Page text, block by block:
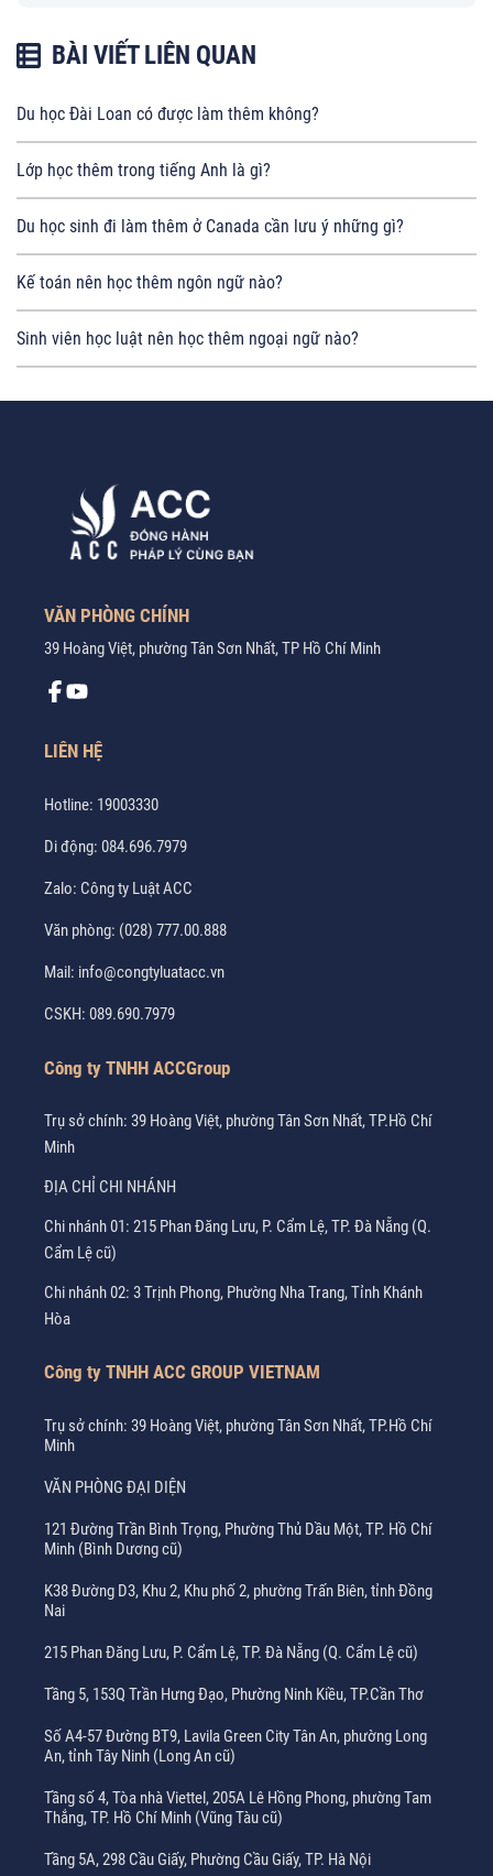
BÀI VIẾT LIÊN QUAN
Du học Đài Loan có được làm thêm không?
Lớp học thêm trong tiếng Anh là gì?
Du học sinh đi làm thêm ở Canada cần lưu ý những gì?
Kế toán nên học thêm ngôn ngữ nào?
Sinh viên học luật nên học thêm ngoại ngữ nào?
VĂN PHÒNG CHÍNH
39 Hoàng Việt, phường Tân Sơn Nhất, TP Hồ Chí Minh
LIÊN HỆ
Hotline: 19003330
Di động: 084.696.7979
Zalo: Công ty Luật ACC
Văn phòng: (028) 777.00.888
Mail: info@congtyluatacc.vn
CSKH: 089.690.7979
Công ty TNHH ACCGroup
Trụ sở chính: 39 Hoàng Việt, phường Tân Sơn Nhất, TP.Hồ Chí
Minh
ĐỊA CHỈ CHI NHÁNH
Chi nhánh 01: 215 Phan Đăng Lưu, P. Cẩm Lệ, TP. Đà Nẵng (Q.
Cẩm Lệ cũ)
Chi nhánh 02: 3 Trịnh Phong, Phường Nha Trang, Tỉnh Khánh
Hòa
Công ty TNHH ACC GROUP VIETNAM
Trụ sở chính: 39 Hoàng Việt, phường Tân Sơn Nhất, TP.Hồ Chí
Minh
VĂN PHÒNG ĐẠI DIỆN
121 Đường Trần Bình Trọng, Phường Thủ Dầu Một, TP. Hồ Chí
Minh (Bình Dương cũ)
K38 Đường D3, Khu 2, Khu phố 2, phường Trấn Biên, tỉnh Đồng
Nai
215 Phan Đăng Lưu, P. Cẩm Lệ, TP. Đà Nẵng (Q. Cẩm Lệ cũ)
Tầng 5, 153Q Trần Hưng Đạo, Phường Ninh Kiều, TP.Cần Thơ
Số A4-57 Đường BT9, Lavila Green City Tân An, phường Long
An, tỉnh Tây Ninh (Long An cũ)
Tầng số 4, Tòa nhà Viettel, 205A Lê Hồng Phong, phường Tam
Thắng, TP. Hồ Chí Minh (Vũng Tàu cũ)
Tầng 5A, 298 Cầu Giấy, Phường Cầu Giấy, TP. Hà Nội